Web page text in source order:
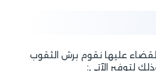
عليها نقوم برش الثقوب
لتوفير الآتي: